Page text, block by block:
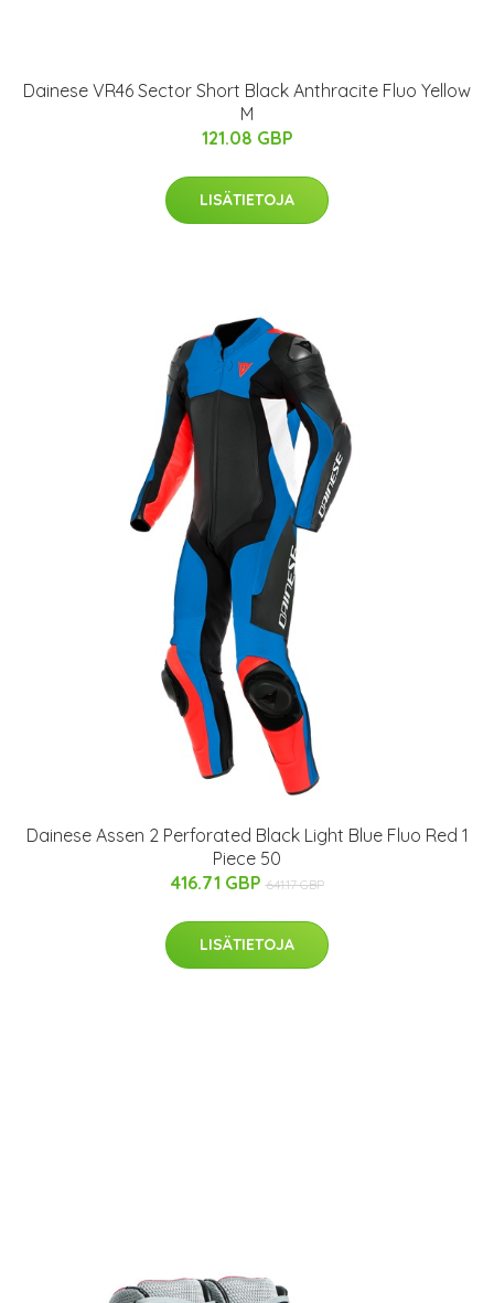
Dainese VR46 Sector Short Black Anthracite Fluo Yellow
M
121.08 GBP
LISÄTIETOJA
Dainese Assen 2 Perforated Black Light Blue Fluo Red 1
Piece 50
416.71 GBP 641.17 GBP
LISÄTIETOJA